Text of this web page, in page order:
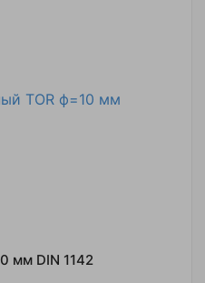
мм DIN 1142